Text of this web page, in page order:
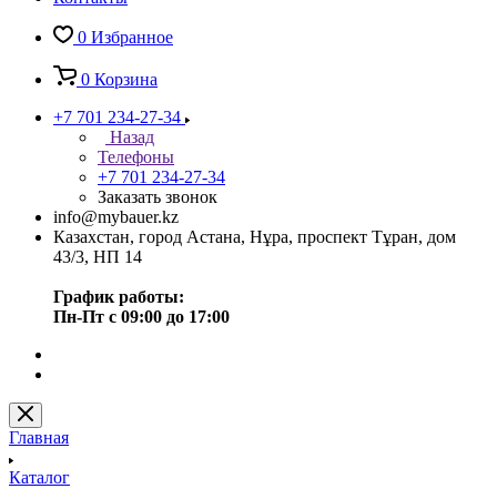
0 Избранное
0 Корзина
+7 701 234-27-34
Назад
Телефоны
+7 701 234-27-34
Заказать звонок
info@mybauer.kz
Казахстан, город Астана, Нұра, проспект Тұран, дом
43/3, НП 14
График работы:
Пн-Пт с 09:00 до 17:00
Главная
Каталог